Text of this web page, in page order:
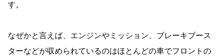
す。
なぜかと言えば、エンジンやミッション、ブレーキブース
ターなどが収められているのはほとんどの車でフロントの